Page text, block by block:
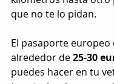
que no te lo pidan.
El pasaporte europeo
alrededor de 25-30
puedes hacer en tu